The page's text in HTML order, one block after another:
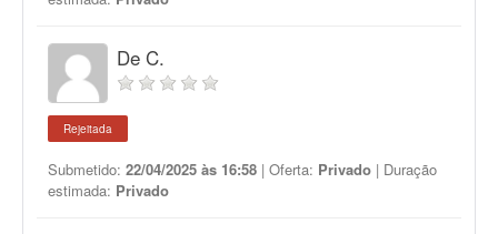
De C.
Rejeitada
Submetido: 22/04/2025 às 16:58 | Oferta: Privado | Duração
estimada: Privado